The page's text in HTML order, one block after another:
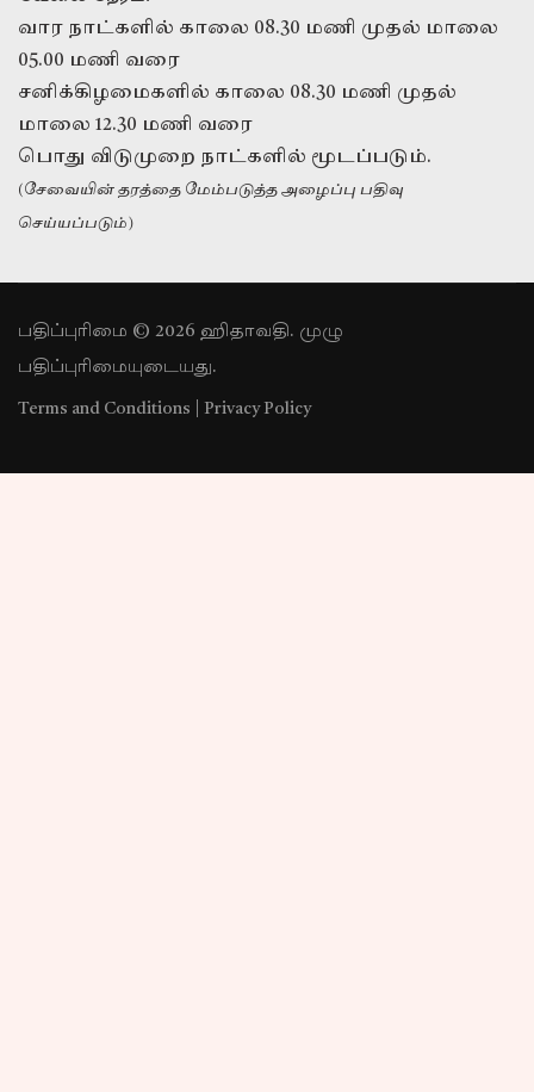
வார நாட்களில் காலை 08.30 மணி முதல் மாலை
05.00 மணி வரை
சனிக்கிழமைகளில் காலை 08.30 மணி முதல்
மாலை 12.30 மணி வரை
பொது விடுமுறை நாட்களில் மூடப்படும்.
(சேவையின் தரத்தை மேம்படுத்த அழைப்பு பதிவு
செய்யப்படும்)
பதிப்புரிமை © 2026 ஹிதாவதி. முழு
பதிப்புரிமையுடையது.
Terms and Conditions Privacy Policy